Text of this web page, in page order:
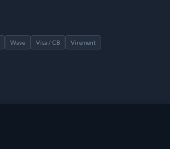
Wave Visa / CB Virement